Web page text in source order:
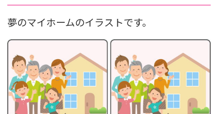
夢のマイホームのイラストです。